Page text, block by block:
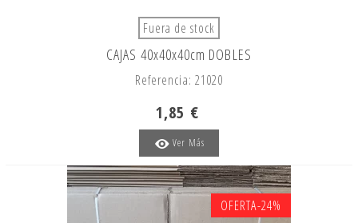
Fuera de stock
CAJAS 40x40x40cm DOBLES
Referencia: 21020
1,85 €
Ver Más
OFERTA-24%